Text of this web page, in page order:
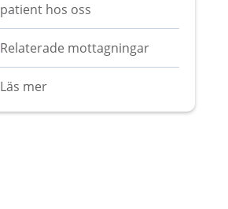
patient hos oss
Relaterade mottagningar
Läs mer